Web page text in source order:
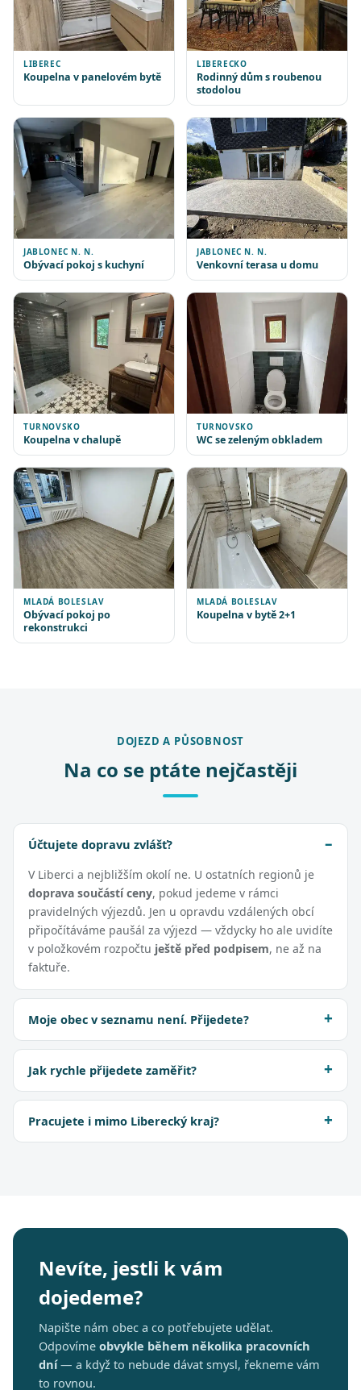
LIBEREC
Koupelna v panelovém bytě
LIBERECKO
Rodinný dům s roubenou
stodolou
JABLONEC N. N.
Obývací pokoj s kuchyní
JABLONEC N. N.
Venkovní terasa u domu
TURNOVSKO
Koupelna v chalupě
TURNOVSKO
WC se zeleným obkladem
MLADÁ BOLESLAV
Obývací pokoj po
rekonstrukci
MLADÁ BOLESLAV
Koupelna v bytě 2+1
DOJEZD A PŮSOBNOST
Na co se ptáte nejčastěji
Účtujete dopravu zvlášť?
V Liberci a nejbližším okolí ne. U ostatních regionů je
doprava součástí ceny, pokud jedeme v rámci
pravidelných výjezdů. Jen u opravdu vzdálených obcí
připočítáváme paušál za výjezd — vždycky ho ale uvidíte
v položkovém rozpočtu ještě před podpisem, ne až na
faktuře.
Moje obec v seznamu není. Přijedete?
Jak rychle přijedete zaměřit?
Pracujete i mimo Liberecký kraj?
Nevíte, jestli k vám
dojedeme?
Napište nám obec a co potřebujete udělat.
Odpovíme obvykle během několika pracovních
dní— a když to nebude dávat smysl, řekneme vám
to rovnou.